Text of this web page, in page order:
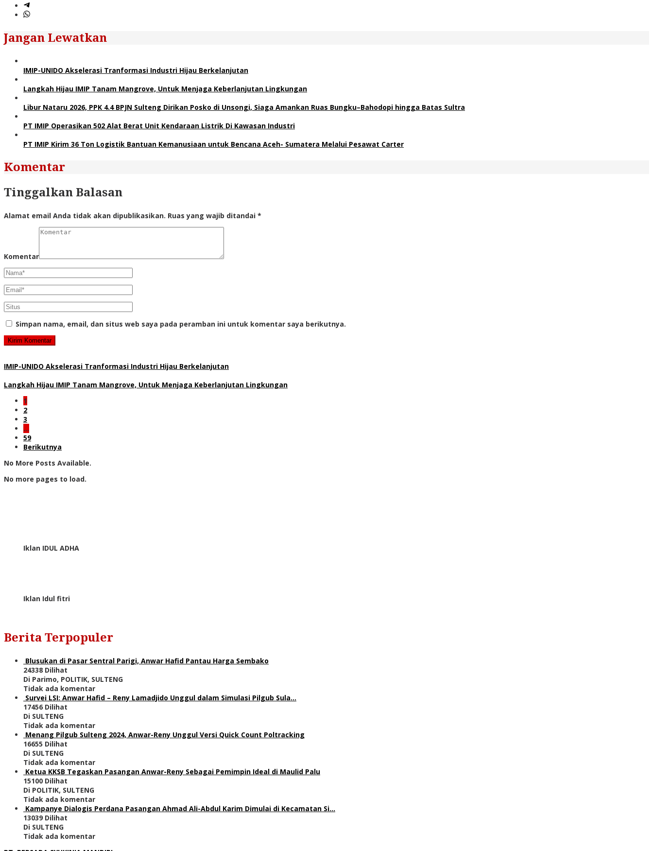
Jangan Lewatkan
IMIP-UNIDO Akselerasi Tranformasi Industri Hijau Berkelanjutan
Langkah Hijau IMIP Tanam Mangrove, Untuk Menjaga Keberlanjutan Lingkungan
Libur Nataru 2026, PPK 4.4 BPJN Sulteng Dirikan Posko di Unsongi, Siaga Amankan Ruas Bungku–Bahodopi hingga Batas Sultra
PT IMIP Operasikan 502 Alat Berat Unit Kendaraan Listrik Di Kawasan Industri
PT IMIP Kirim 36 Ton Logistik Bantuan Kemanusiaan untuk Bencana Aceh- Sumatera Melalui Pesawat Carter
Komentar
Tinggalkan Balasan
Alamat email Anda tidak akan dipublikasikan. Ruas yang wajib ditandai *
Komentar
Simpan nama, email, dan situs web saya pada peramban ini untuk komentar saya berikutnya.
IMIP-UNIDO Akselerasi Tranformasi Industri Hijau Berkelanjutan
Langkah Hijau IMIP Tanam Mangrove, Untuk Menjaga Keberlanjutan Lingkungan
1
2
3
…
59
Berikutnya
No More Posts Available.
No more pages to load.
Iklan IDUL ADHA
Iklan Idul fitri
Berita Terpopuler
Blusukan di Pasar Sentral Parigi, Anwar Hafid Pantau Harga Sembako
24338 Dilihat
Di Parimo, POLITIK, SULTENG
Tidak ada komentar
Survei LSI: Anwar Hafid – Reny Lamadjido Unggul dalam Simulasi Pilgub Sula…
17456 Dilihat
Di SULTENG
Tidak ada komentar
Menang Pilgub Sulteng 2024, Anwar-Reny Unggul Versi Quick Count Poltracking
16655 Dilihat
Di SULTENG
Tidak ada komentar
Ketua KKSB Tegaskan Pasangan Anwar-Reny Sebagai Pemimpin Ideal di Maulid Palu
15100 Dilihat
Di POLITIK, SULTENG
Tidak ada komentar
Kampanye Dialogis Perdana Pasangan Ahmad Ali-Abdul Karim Dimulai di Kecamatan Si…
13039 Dilihat
Di SULTENG
Tidak ada komentar